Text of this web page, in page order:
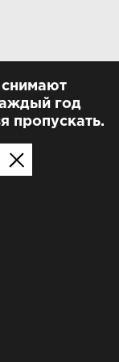
снимают
год
пропускать.